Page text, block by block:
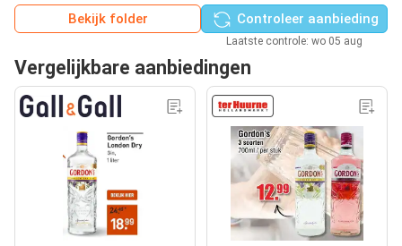
Bekijk folder
Controleer aanbieding
Laatste controle: wo 05 aug
Vergelijkbare aanbiedingen